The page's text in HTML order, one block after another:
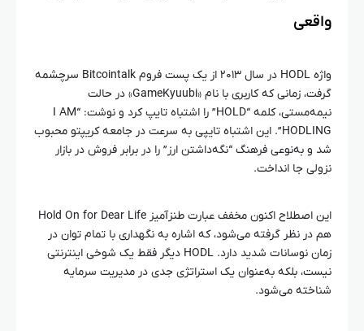
واقعی
واژه HODL در سال ۲۰۱۳ از یک پست فروم Bitcointalk سرچشمه
گرفت، زمانی که کاربری با نام «GameKyuubi» در حالت
نیمه‌مستی، کلمه “HOLD” را اشتباه تایپ کرد و نوشت: “I AM
HODLING”. این اشتباه تایپی به سرعت در جامعه کریپتو محبوب
شد و به‌نوعی فرهنگ “نگه‌داشتن ارز” را در برابر فروش در بازار
نزولی جا انداخت.
این اصطلاح اکنون مخفف عبارت طنزآمیز Hold On for Dear Life
هم در نظر گرفته می‌شود، که اشاره به نگهداری با تمام توان در
زمان نوسانات شدید دارد. HODL دیگر فقط یک شوخی اینترنتی
نیست، بلکه به‌عنوان یک استراتژی جدی در مدیریت سرمایه
شناخته می‌شود.